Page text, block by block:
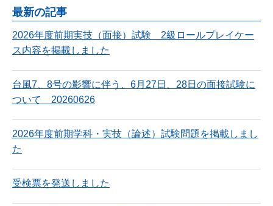
最新の記事
2026年度前期実技（面接）試験 2級ロールプレイケー
ス内容を掲載しました
台風7、8号の影響に伴う、6月27日、28日の面接試験に
ついて 20260626
2026年度前期学科・実技（論述）試験問題を掲載しまし
た
受検票を発送しました